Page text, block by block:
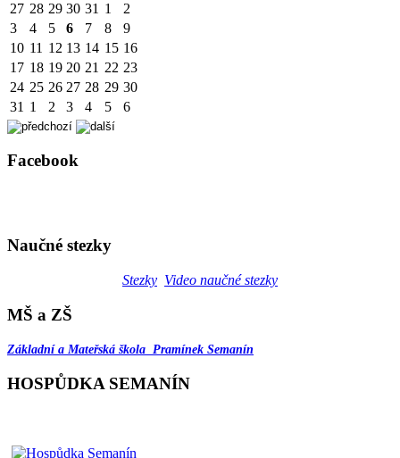
27 28 29 30 31 1
2
3
4 5 6 7 8
9
10 11 12 13 14 15 16
17 18 19 20 21 22 23
24 25 26 27 28 29 30
31 1 2 3 4 5 6
Facebook
Naučné stezky
Stezky Video naučné stezky
MŠ a ZŠ
Základní a Mateřská škola Pramínek Semanín
HOSPŮDKA SEMANÍN